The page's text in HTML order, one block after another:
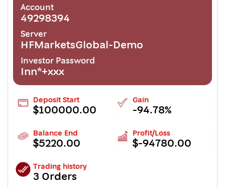
Account
49298394
Server
HFMarketsGlobal-Demo
Investor Password
Inn*+xxx
Deposit Start
$100000.00
Gain
-94.78%
Balance End
$5220.00
Profit/Loss
$-94780.00
Trading history
3 Orders